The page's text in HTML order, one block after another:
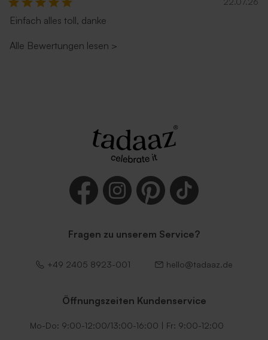
Einfach alles toll, danke
Alle Bewertungen lesen >
Fragen zu unserem Service?
+49 2405 8923-001 hello@tadaaz.de
Öffnungszeiten Kundenservice
Mo-Do: 9:00-12:00/13:00-16:00 | Fr: 9:00-12:00